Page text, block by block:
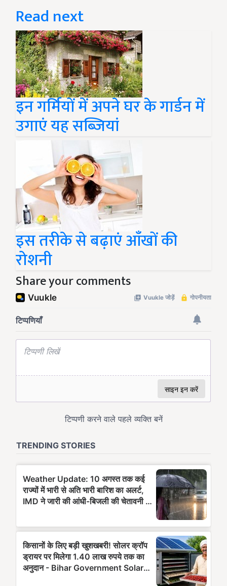
Read next
इन गर्मियों में अपने घर के गार्डन में
उगाएं यह सब्ज़ियां
इस तरीके से बढ़ाएं आँखों की
रोशनी
Share your comments